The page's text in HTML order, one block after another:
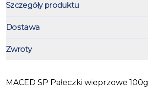
Szczegóły produktu
Dostawa
Zwroty
MACED SP Pałeczki wieprzowe 100g